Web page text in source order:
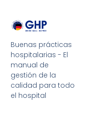
Buenas prácticas
hospitalarias - El
manual de
gestión de la
calidad para todo
el hospital